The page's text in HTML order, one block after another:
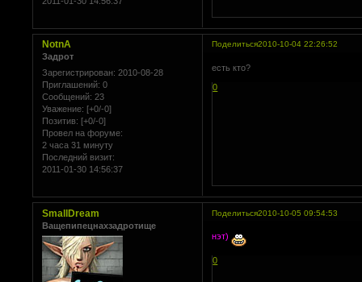
Поделиться2010-10-04 22:26:52
NotnA
Задрот
Зарегистрирован: 2010-08-28
Приглашений: 0
Сообщений: 23
Уважение: [+0/-0]
Позитив: [+0/-0]
Провел на форуме:
2 часа 31 минуту
Последний визит:
2011-01-30 14:56:37
есть кто?
0
Поделиться2010-10-05 09:54:53
SmallDream
Ващепипецнахзадротище
нэт)
0